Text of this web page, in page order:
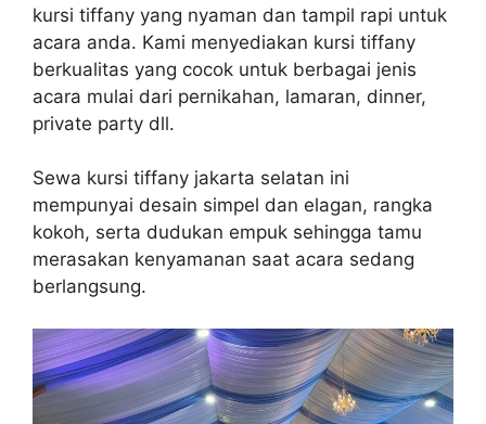
kursi tiffany yang nyaman dan tampil rapi untuk
acara anda. Kami menyediakan kursi tiffany
berkualitas yang cocok untuk berbagai jenis
acara mulai dari pernikahan, lamaran, dinner,
private party dll.
Sewa kursi tiffany jakarta selatan ini
mempunyai desain simpel dan elagan, rangka
kokoh, serta dudukan empuk sehingga tamu
merasakan kenyamanan saat acara sedang
berlangsung.